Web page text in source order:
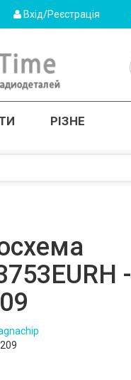
Вхід/Реєстрація
РІЗНЕ
-